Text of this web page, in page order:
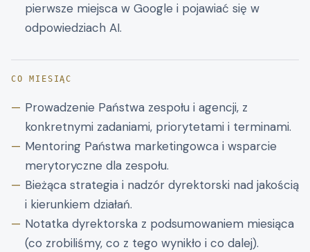
pierwsze miejsca w Google i pojawiać się w
odpowiedziach AI.
CO MIESIĄC
Prowadzenie Państwa zespołu i agencji, z
konkretnymi zadaniami, priorytetami i terminami.
Mentoring Państwa marketingowca i wsparcie
merytoryczne dla zespołu.
Bieżąca strategia i nadzór dyrektorski nad jakością
i kierunkiem działań.
Notatka dyrektorska z podsumowaniem miesiąca
(co zrobiliśmy, co z tego wynikło i co dalej).